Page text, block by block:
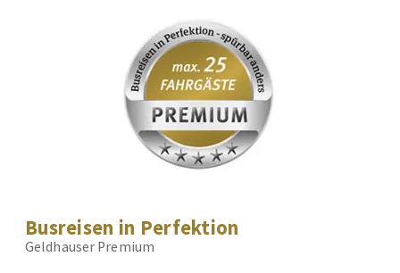
Busreisen in Perfektion
Geldhauser Premium